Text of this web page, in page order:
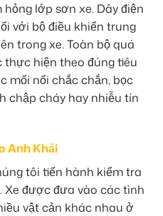
lớp sơn xe. Dây điện
với bộ điều khiển trung
trong xe. Toàn bộ quá
thực hiện theo đúng tiêu
mối nối chắc chắn, bọc
chập cháy hay nhiễu tín
Anh Khải
tôi tiến hành kiểm tra
Xe được đưa vào các tình
vật cản khác nhau ở